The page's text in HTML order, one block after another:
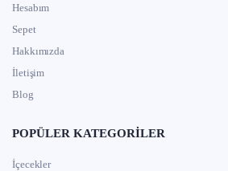
Hesabım
Sepet
Hakkımızda
İletişim
Blog
POPÜLER KATEGORILER
İçecekler